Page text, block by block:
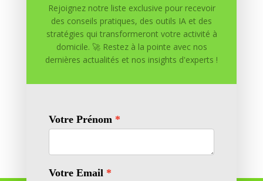
Enregistrer mon nom, mon e-mail et mon site dans
le navigateur pour mon prochain commentaire.
Rejoignez notre liste exclusive pour recevoir
des conseils pratiques, des outils IA et des
stratégies qui transformeront votre activité à
domicile. 🚀 Restez à la pointe avec nos
dernières actualités et nos insights d'experts !